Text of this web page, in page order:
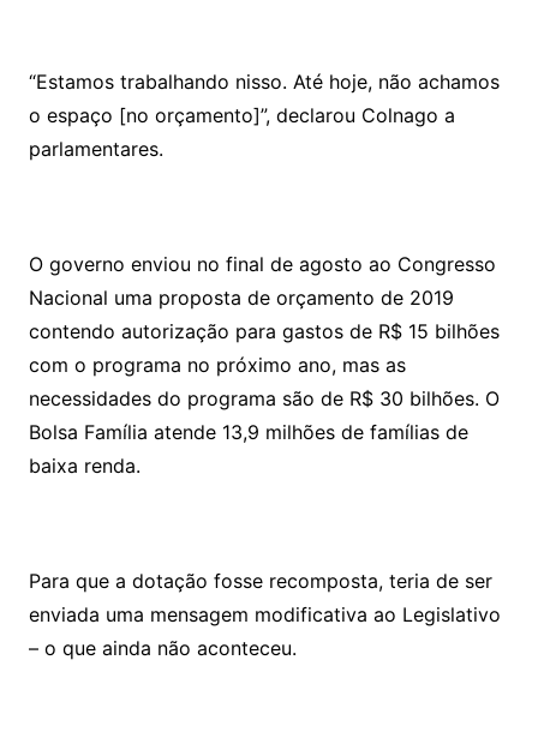
“Estamos trabalhando nisso. Até hoje, não achamos
o espaço [no orçamento]”, declarou Colnago a
parlamentares.
O governo enviou no final de agosto ao Congresso
Nacional uma proposta de orçamento de 2019
contendo autorização para gastos de R$ 15 bilhões
com o programa no próximo ano, mas as
necessidades do programa são de R$ 30 bilhões. O
Bolsa Família atende 13,9 milhões de famílias de
baixa renda.
Para que a dotação fosse recomposta, teria de ser
enviada uma mensagem modificativa ao Legislativo
– o que ainda não aconteceu.